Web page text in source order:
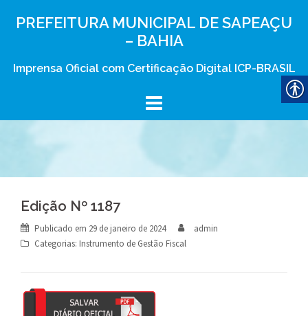
PREFEITURA MUNICIPAL DE SAPEAÇU
– BAHIA
Imprensa Oficial com Certificação Digital ICP-BRASIL
Edição Nº 1187
Publicado em 29 de janeiro de 2024
admin
Categorias: Instrumento de Gestão Fiscal